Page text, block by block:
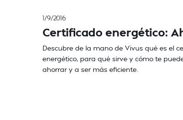
1/9/2016
Certificado energético:
Descubre de la mano de Vivus qué es el
energético, para qué sirve y cómo te
ahorrar y a ser más eficiente.